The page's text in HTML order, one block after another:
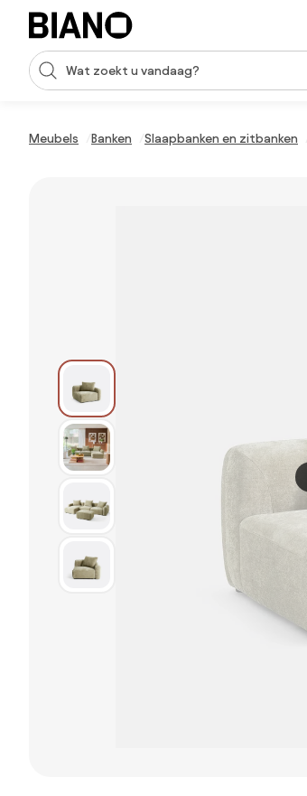
Navigatie overslaan, naar inhoud springen
Zoekopdracht invoeren
Meubels Banken Slaapbanken en zitbanken